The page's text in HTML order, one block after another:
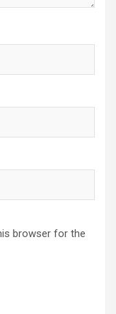
browser for the